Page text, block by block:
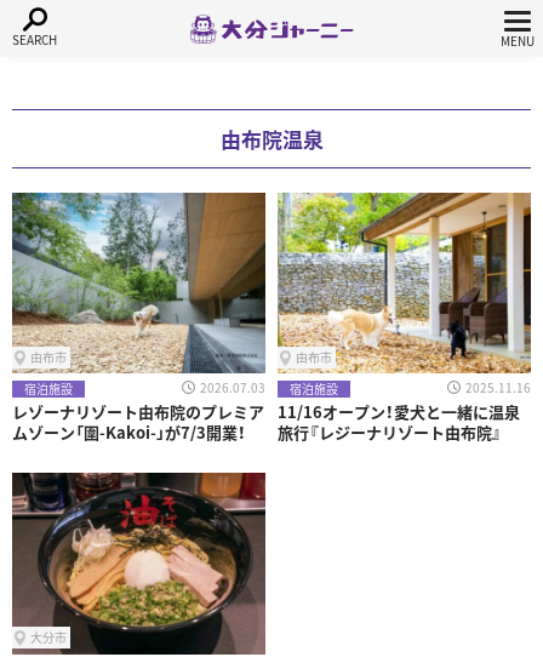
由布院温泉
由布市
宿泊施設
2026.07.03
レゾーナリゾート由布院のプレミア
ムゾーン「圍-Kakoi-」が7/3開業！
由布市
宿泊施設
2025.11.16
11/16オープン！愛犬と一緒に温泉
旅行『レジーナリゾート由布院』
大分市